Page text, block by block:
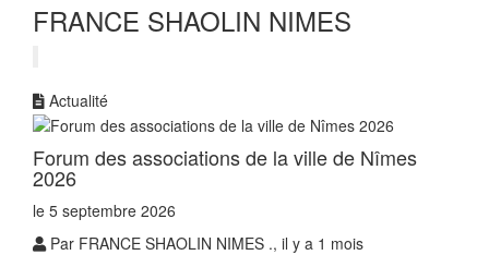
FRANCE SHAOLIN NIMES
Actualité
Forum des associations de la ville de Nîmes
2026
le 5 septembre 2026
Par FRANCE SHAOLIN NIMES ., il y a 1 mois